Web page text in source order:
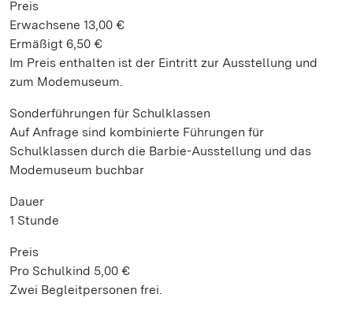
Preis
Erwachsene 13,00 €
Ermäßigt 6,50 €
Im Preis enthalten ist der Eintritt zur Ausstellung und
zum Modemuseum.
Sonderführungen für Schulklassen
Auf Anfrage sind kombinierte Führungen für
Schulklassen durch die Barbie-Ausstellung und das
Modemuseum buchbar
Dauer
1 Stunde
Preis
Pro Schulkind 5,00 €
Zwei Begleitpersonen frei.